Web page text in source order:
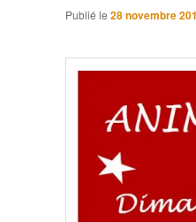
Publié le 28 novembre